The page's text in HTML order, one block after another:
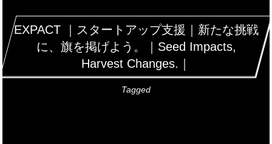
EXPACT ｜スタートアップ支援｜新たな挑戦
に、旗を掲げよう。｜Seed Impacts,
Harvest Changes.｜
Tagged